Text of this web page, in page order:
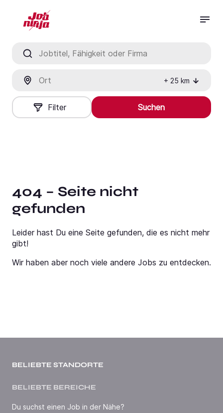
+ 25 km
Filter Suchen
404 – Seite nicht
gefunden
Leider hast Du eine Seite gefunden, die es nicht mehr
gibt!
Wir haben aber noch viele andere Jobs zu entdecken.
BELIEBTE STANDORTE
BELIEBTE BEREICHE
Du suchst einen Job in der Nähe?